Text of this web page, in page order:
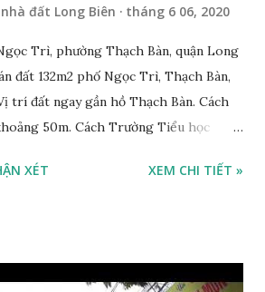
đất Long Biên tháng 6 06, 2020
Trì, phường Thạch Bàn, quận Long
đất 132m2 phố Ngọc Trì, Thạch Bàn,
trí đất ngay gần hồ Thạch Bàn. Cách
50m. Cách Trường Tiểu học
Cách mặt đường Cổ Linh
nhựa, 2 ô tô tránh nhau. Đường và vỉa
XÉT XEM CHI TIẾT »